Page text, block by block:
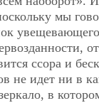
мы
ссора и
не идет ни в
в